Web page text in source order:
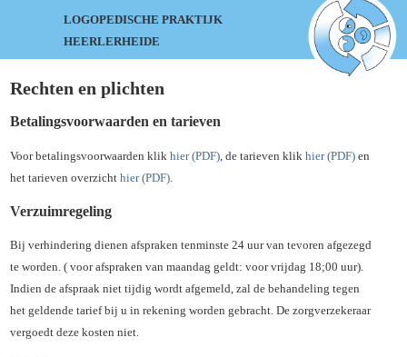
LOGOPEDISCHE PRAKTIJK
HEERLERHEIDE
Rechten en plichten
Betalingsvoorwaarden en tarieven
Voor betalingsvoorwaarden klikhier (PDF) , de tarieven klikhier (PDF) en
het tarieven overzichthier (PDF)
Verzuimregeling
Bij verhindering dienen afspraken tenminste 24 uur van tevoren afgezegd
te worden. ( voor afspraken van maandag geldt: voor vrijdag 18;00 uur).
Indien de afspraak niet tijdig wordt afgemeld, zal de behandeling tegen
het geldende tarief bij u in rekening worden gebracht. De zorgverzekeraar
vergoedt deze kosten niet.